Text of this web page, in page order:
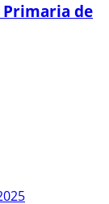
Primaria de